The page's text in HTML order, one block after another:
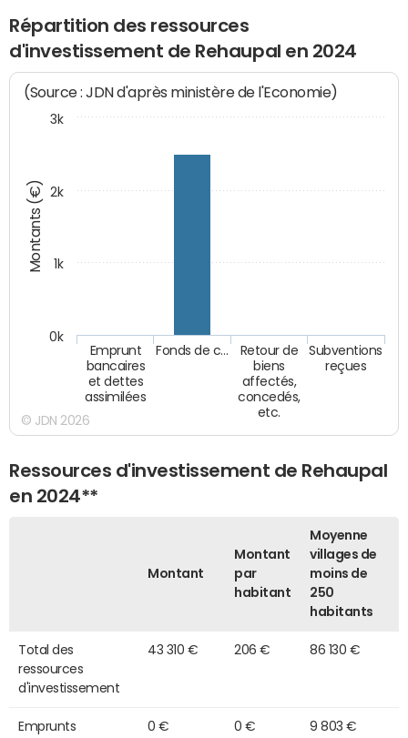
Répartition des ressources
d'investissement de Rehaupal en 2024
Montants (€)
(Source : JDN d'après ministère de l'Economie)
Emprunt
bancaires
et dettes
assimilées
Fonds de c…
Retour de
biens
affectés,
concedés,
etc.
Subventions
reçues
0k
1k
2k
3k
© JDN 2026
Ressources d'investissement de Rehaupal
en 2024**
Montant
Montant
par
habitant
Moyenne
villages de
moins de
250
habitants
Total des
ressources
d'investissement
43 310 € 206 € 86 130 €
Emprunts 0 € 0 € 9 803 €